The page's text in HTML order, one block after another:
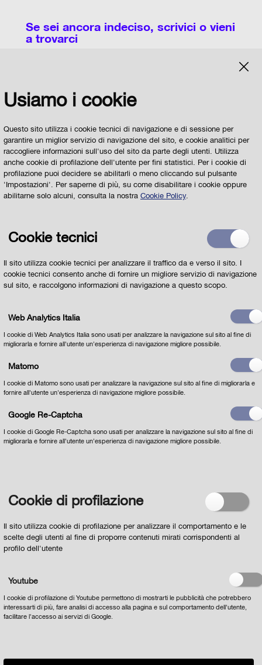
Se sei ancora indeciso, scrivici o vieni
a trovarci
informazioni sull'organizzazione dei Licei, degli
IeFP a Parma e sulle modalità di scelta della
Scuola
IlServizio per la Scuola del Comune di Parma
risponderà alle vostre domande
Dichiaro di aver lettol'INFORMATIVA per il
Usiamo i cookie
Questo sito utilizza i cookie tecnici di navigazione e di sessione per
garantire un miglior servizio di navigazione del sito, e cookie analitici per
raccogliere informazioni sull'uso del sito da parte degli utenti. Utilizza
anche cookie di profilazione dell'utente per fini statistici. Per i cookie di
profilazione puoi decidere se abilitarli o meno cliccando sul pulsante
'Impostazioni'. Per saperne di più, su come disabilitare i cookie oppure
abilitarne solo alcuni, consulta la nostra Cookie Policy.
Cookie tecnici
Il sito utilizza cookie tecnici per analizzare il traffico da e verso il sito. I
cookie tecnici consento anche di fornire un migliore servizio di navigazione
sul sito, e raccolgono informazioni di navigazione a questo scopo.
Web Analytics Italia
I cookie di Web Analytics Italia sono usati per analizzare la navigazione sul sito al fine di
migliorarla e fornire all'utente un'esperienza di navigazione migliore possibile.
Matomo
I cookie di Matomo sono usati per analizzare la navigazione sul sito al fine di migliorarla e
fornire all'utente un'esperienza di navigazione migliore possibile.
Google Re-Captcha
I cookie di Google Re-Captcha sono usati per analizzare la navigazione sul sito al fine di
migliorarla e fornire all'utente un'esperienza di navigazione migliore possibile.
Cookie di profilazione
Il sito utilizza cookie di profilazione per analizzare il comportamento e le
scelte degli utenti al fine di proporre contenuti mirati corrispondenti al
profilo dell'utente
Youtube
I cookie di profilazione di Youtube permettono di mostrarti le pubblicità che potrebbero
interessarti di più, fare analisi di accesso alla pagina e sul comportamento dell'utente,
facilitare l'accesso ai servizi di Google.